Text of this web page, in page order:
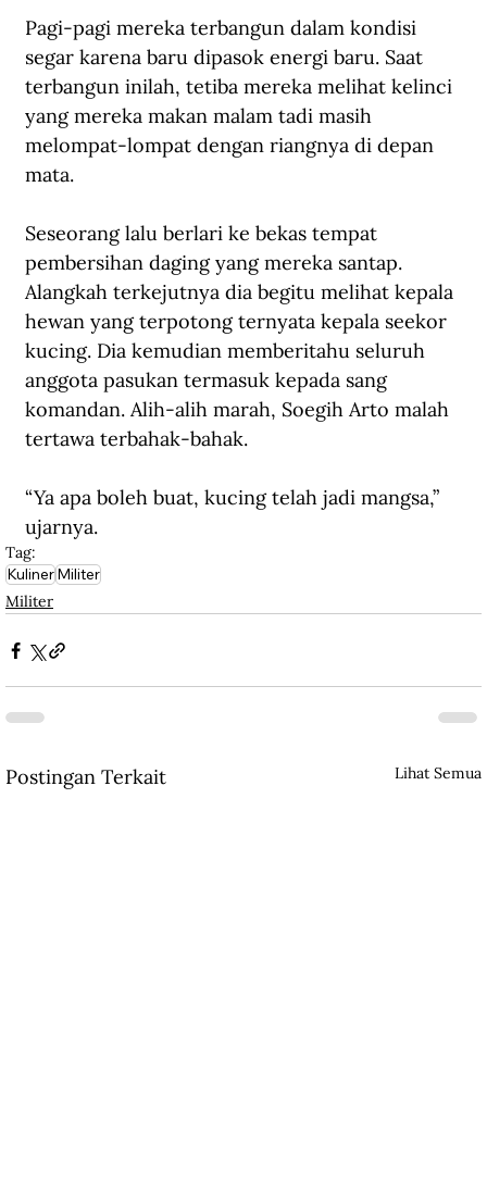
Pagi-pagi mereka terbangun dalam kondisi
segar karena baru dipasok energi baru. Saat
terbangun inilah, tetiba mereka melihat kelinci
yang mereka makan malam tadi masih
melompat-lompat dengan riangnya di depan
mata.
Seseorang lalu berlari ke bekas tempat
pembersihan daging yang mereka santap.
Alangkah terkejutnya dia begitu melihat kepala
hewan yang terpotong ternyata kepala seekor
kucing. Dia kemudian memberitahu seluruh
anggota pasukan termasuk kepada sang
komandan. Alih-alih marah, Soegih Arto malah
tertawa terbahak-bahak.
“Ya apa boleh buat, kucing telah jadi mangsa,”
ujarnya.
Tag:
KulinerMiliter
Militer
Postingan Terkait Lihat Semua